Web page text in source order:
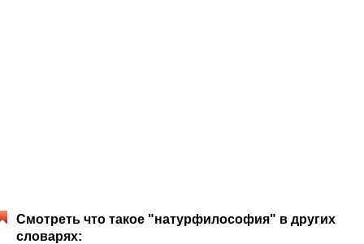
Смотреть что такое "натурфилософия" в других
словарях: